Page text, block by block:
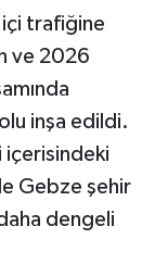
içi trafiğine
ve 2026
inşa edildi.
içerisindeki
Gebze şehir
dengeli